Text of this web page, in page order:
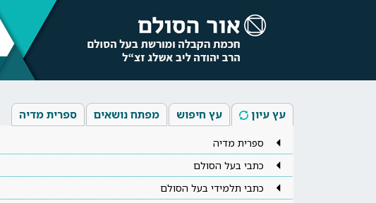
עץ עיון עץ חיפוש מפתח נושאים ספרית מדיה
ספרית מדיה
כתבי בעל הסולם
כתבי תלמידי בעל הסולם